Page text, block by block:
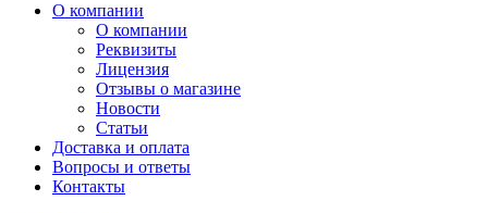
О компании
О компании
Реквизиты
Лицензия
Отзывы о магазине
Новости
Статьи
Доставка и оплата
Вопросы и ответы
Контакты